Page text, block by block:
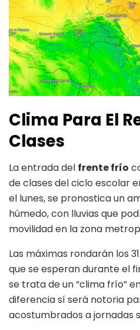
Clima Para El
Clases
La entrada del frente frío
de clases del ciclo escolar
el lunes, se pronostica un
húmedo, con lluvias que
movilidad en la zona
Las máximas rondarán los
que se esperan durante el
se trata de un “clima frío”
diferencia sí será notoria
acostumbrados a jornadas